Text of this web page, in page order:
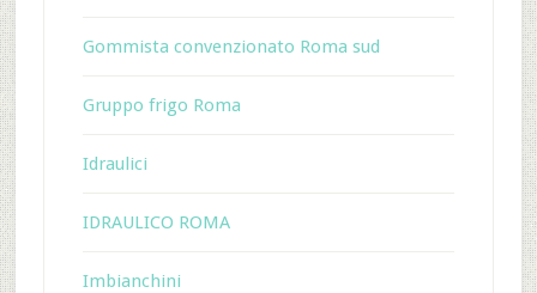
Gommista convenzionato Roma sud
Gruppo frigo Roma
Idraulici
IDRAULICO ROMA
Imbianchini